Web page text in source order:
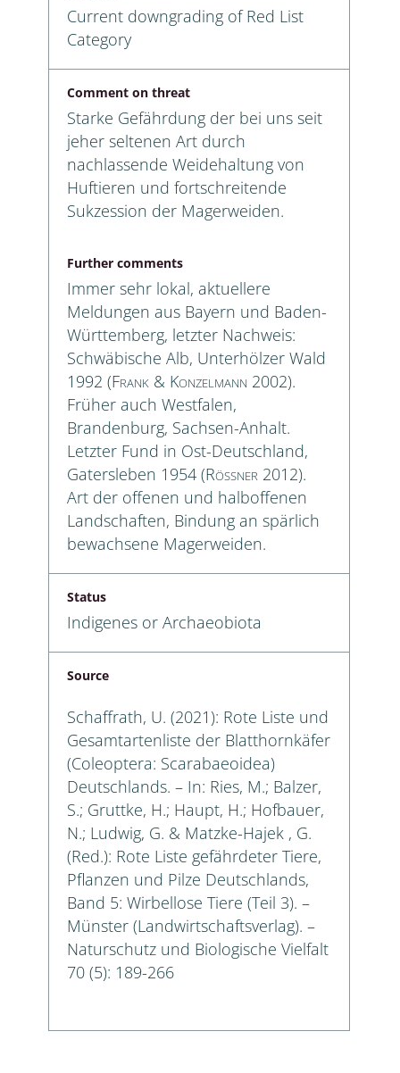
Current downgrading of Red List
Category
Comment on threat
Starke Gefährdung der bei uns seit
jeher seltenen Art durch
nachlassende Weidehaltung von
Huftieren und fortschreitende
Sukzession der Magerweiden.
Further comments
Immer sehr lokal, aktuellere
Meldungen aus Bayern und Baden-
Württemberg, letzter Nachweis:
Schwäbische Alb, Unterhölzer Wald
1992 (Frank & Konzelmann 2002).
Früher auch Westfalen,
Brandenburg, Sachsen-Anhalt.
Letzter Fund in Ost-Deutschland,
Gatersleben 1954 (Rößner 2012).
Art der offenen und halboffenen
Landschaften, Bindung an spärlich
bewachsene Magerweiden.
Status
Indigenes or Archaeobiota
Source
Schaffrath, U. (2021): Rote Liste und
Gesamtartenliste der Blatthornkäfer
(Coleoptera: Scarabaeoidea)
Deutschlands. – In: Ries, M.; Balzer,
S.; Gruttke, H.; Haupt, H.; Hofbauer,
N.; Ludwig, G. & Matzke-Hajek , G.
(Red.): Rote Liste gefährdeter Tiere,
Pflanzen und Pilze Deutschlands,
Band 5: Wirbellose Tiere (Teil 3). –
Münster (Landwirtschaftsverlag). –
Naturschutz und Biologische Vielfalt
70 (5): 189-266